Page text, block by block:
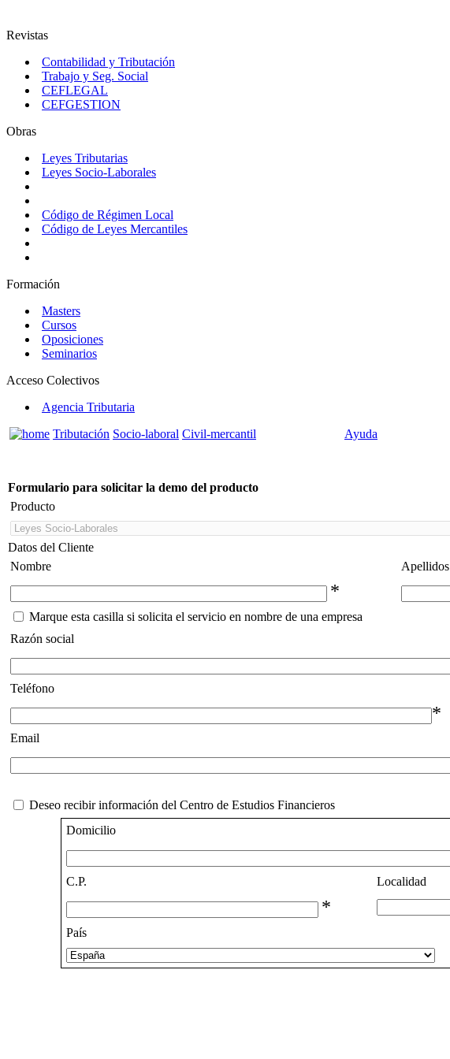
Revistas
Contabilidad y Tributación
Trabajo y Seg. Social
CEFLEGAL
CEFGESTION
Obras
Leyes Tributarias
Leyes Socio-Laborales
Código de Régimen Local
Código de Leyes Mercantiles
Formación
Masters
Cursos
Oposiciones
Seminarios
Acceso Colectivos
Agencia Tributaria
Tributación Socio-laboral Civil-mercantil Ayuda
Formulario para solicitar la demo del producto
Producto
Datos del Cliente
Nombre
Apellidos
*
Marque esta casilla si solicita el servicio en nombre de una empresa
Razón social
Teléfono
*
Email
Deseo recibir información del Centro de Estudios Financieros
Domicilio
C.P. Localidad
*
País